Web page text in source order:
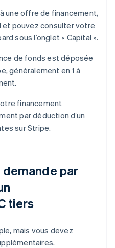
une offre de financement,
et pouvez consulter votre
sous l’onglet « Capital ».
de fonds est déposée
généralement en 1 à
financement
par déduction d’un
sur Stripe.
demande par
tiers
mais vous devez